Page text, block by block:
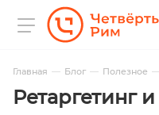
Главная Блог Полезное
Ретаргетинг